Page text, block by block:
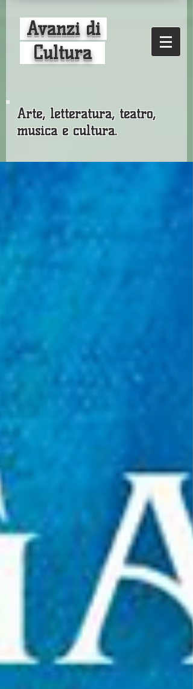
Avanzi di
Cultura
Arte, letteratura, teatro,
musica e cultura.